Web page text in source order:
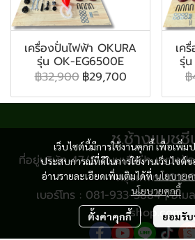
เครื่องปั่นไฟฟ้า OKURA
รุ่น OK-EG6500E
฿32,900 ฿29,700
เค
รุ่
เว็บไซต์นี้มีการใช้งานคุกกี้ เพื่อเพิ่
ประสบการณ์ที่ดีในการใช้งานเว็บไซต์
อ่านรายละเอียดเพิ่มเติมได้ที่นโยบาย
นโยบายคุกกี้
ตั้งค่าคุกกี้ ยอมรั
ช.ช้างแมช
ที่อยู่บริษัท 47/8 ถนนเสือป่า แขวงป้
กรุงเทพฯ 10100
เบอร์โทร : 081-933-3884 | อีเ
shop.com